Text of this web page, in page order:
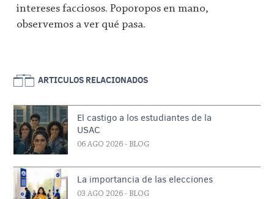
intereses facciosos. Poporopos en mano,
observemos a ver qué pasa.
ARTICULOS RELACIONADOS
El castigo a los estudiantes de la
USAC
06 AGO 2026 - BLOG
La importancia de las elecciones
03 AGO 2026 - BLOG